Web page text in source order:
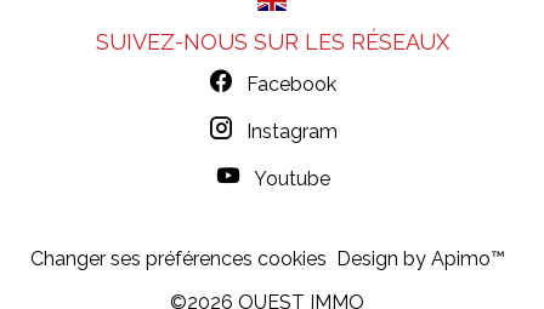
SUIVEZ-NOUS SUR LES RÉSEAUX
Facebook
Instagram
Youtube
Changer ses préférences cookies Design by Apimo™
©2026 OUEST IMMO